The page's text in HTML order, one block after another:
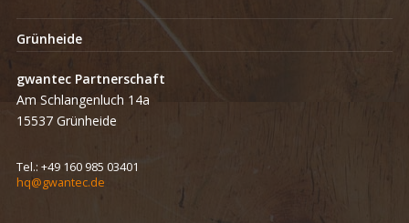
Grünheide
gwantec Partnerschaft
Am Schlangenluch 14a
15537 Grünheide
Tel.: +49 160 985 03401
hq@gwantec.de